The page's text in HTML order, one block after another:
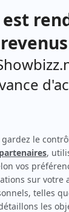
qui a créé
même
.
Lacroix,
autres ont
un
indique
lequel
de juillet